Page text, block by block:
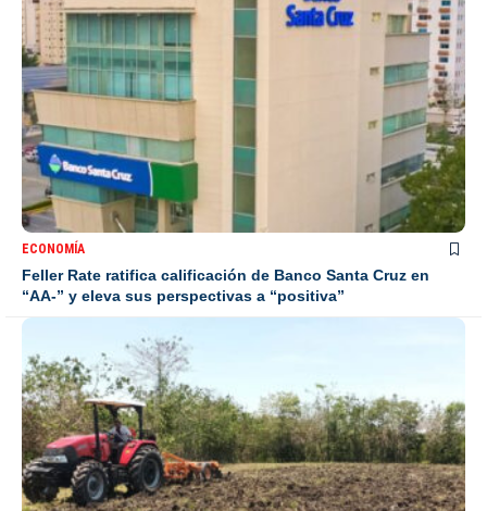
ECONOMÍA
Feller Rate ratifica calificación de Banco Santa Cruz en
“AA-” y eleva sus perspectivas a “positiva”